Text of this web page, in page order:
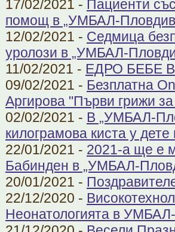
17/02/2021 - Пациенти
помощ в „УМБАЛ-
12/02/2021 - Седмица
уролози в „УМБАЛ-
11/02/2021 - ЕДРО БЕБЕ
09/02/2021 - Безплатна
Аргирова "Първи грижи
02/02/2021 - В „УМБАЛ-
килограмова киста у дете
22/01/2021 - 2021-а ще е
Бабинден в „УМБАЛ-
20/01/2021 -
22/12/2020 -
Неонатологията в